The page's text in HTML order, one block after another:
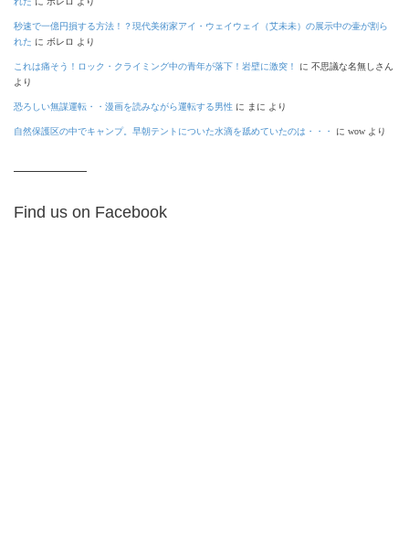
秒速で一億円損する方法！？現代美術家アイ・ウェイウェイ（艾未未）の展示中の壷が割ら
れた に ボレロ より
これは痛そう！ロック・クライミング中の青年が落下！岩壁に激突！ に 不思議な名無しさん
より
恐ろしい無謀運転・・漫画を読みながら運転する男性 に まに より
自然保護区の中でキャンプ。早朝テントについた水滴を舐めていたのは・・・ に wow より
Find us on Facebook